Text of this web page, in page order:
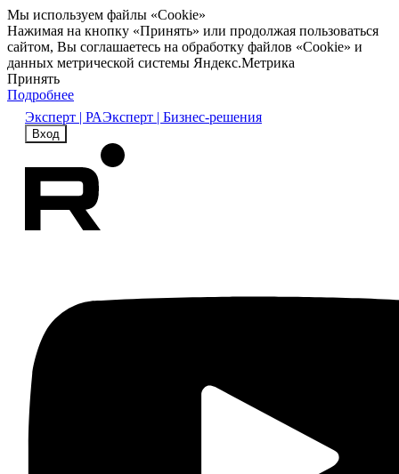
Мы используем файлы «Cookie»
Нажимая на кнопку «Принять» или продолжая пользоваться
сайтом, Вы соглашаетесь на обработку файлов «Cookie» и
данных метрической системы Яндекс.Метрика
Принять
Подробнее
Эксперт | РАЭксперт | Бизнес-решения
Вход